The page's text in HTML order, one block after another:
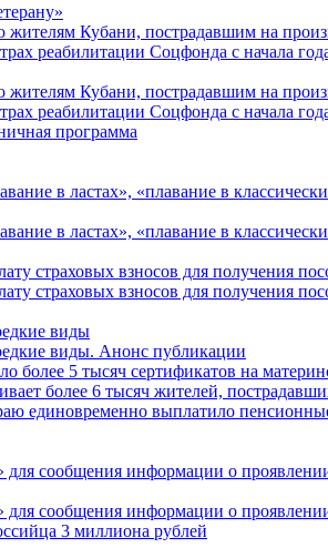
Кубани, пострадавшим на
реабилитации Соцфонда с начала
Кубани, пострадавшим на
реабилитации Соцфонда с начала
программа
в ластах», «плавание в
в ластах», «плавание в
страховых взносов для получения
страховых взносов для получения
виды
виды. Анонс публикации
5 тысяч сертификатов на
более 6 тысяч жителей,
единовременно выплатило
сообщения информации о
сообщения информации о
3 миллиона рублей